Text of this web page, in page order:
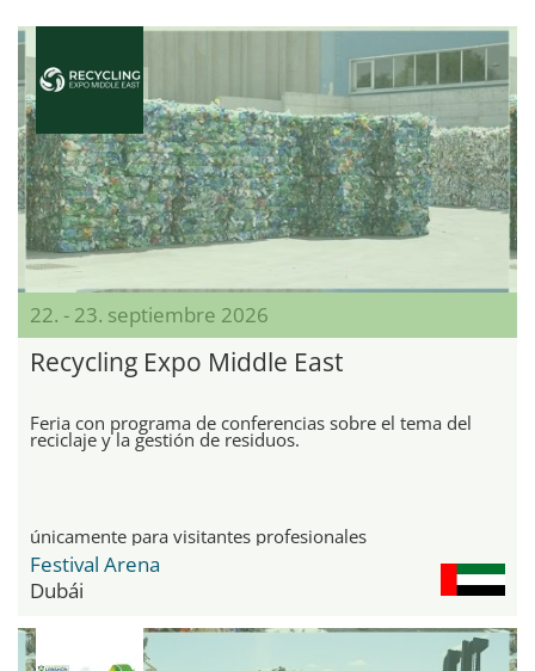
22. - 23. septiembre 2026
Recycling Expo Middle East
Feria con programa de conferencias sobre el tema del
reciclaje y la gestión de residuos.
únicamente para visitantes profesionales
Festival Arena
Dubái